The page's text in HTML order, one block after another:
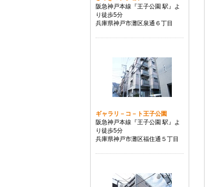
阪急神戸本線『王子公園 駅』よ
り徒歩5分
兵庫県神戸市灘区泉通６丁目
ギャラリ－コ－ト王子公園
阪急神戸本線『王子公園 駅』よ
り徒歩5分
兵庫県神戸市灘区福住通５丁目